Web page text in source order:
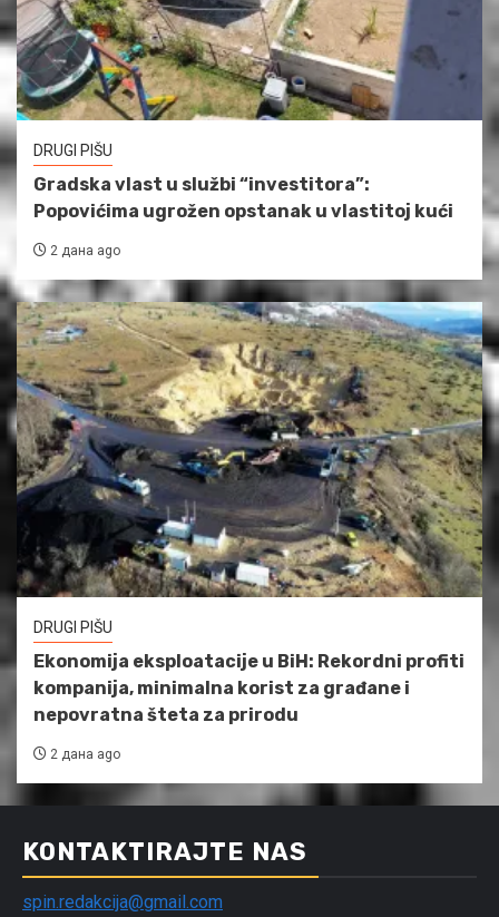
DRUGI PIŠU
Gradska vlast u službi “investitora”:
Popovićima ugrožen opstanak u vlastitoj kući
2 дана ago
DRUGI PIŠU
Ekonomija eksploatacije u BiH: Rekordni profiti
kompanija, minimalna korist za građane i
nepovratna šteta za prirodu
2 дана ago
KONTAKTIRAJTE NAS
spin.redakcija@gmail.com